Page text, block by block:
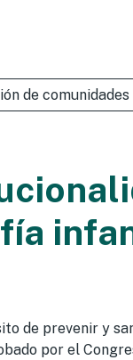
de
de prevenir y
por el